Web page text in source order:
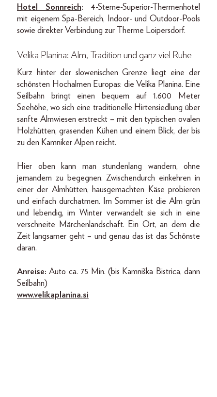
Hotel Sonnreich: 4-Sterne-Superior-Thermenhotel
mit eigenem Spa-Bereich, Indoor- und Outdoor-Pools
sowie direkter Verbindung zur Therme Loipersdorf.
Velika Planina: Alm, Tradition und ganz viel Ruhe
Kurz hinter der slowenischen Grenze liegt eine der
schönsten Hochalmen Europas: die Velika Planina. Eine
Seilbahn bringt einen bequem auf 1.600 Meter
Seehöhe, wo sich eine traditionelle Hirtensiedlung über
sanfte Almwiesen erstreckt – mit den typischen ovalen
Holzhütten, grasenden Kühen und einem Blick, der bis
zu den Kamniker Alpen reicht.
Hier oben kann man stundenlang wandern, ohne
jemandem zu begegnen. Zwischendurch einkehren in
einer der Almhütten, hausgemachten Käse probieren
und einfach durchatmen. Im Sommer ist die Alm grün
und lebendig, im Winter verwandelt sie sich in eine
verschneite Märchenlandschaft. Ein Ort, an dem die
Zeit langsamer geht – und genau das ist das Schönste
daran.
Anreise: Auto ca. 75 Min. (bis Kamniška Bistrica, dann
Seilbahn)
www.velikaplanina.si